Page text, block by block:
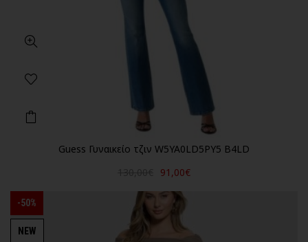
Guess Γυναικείο τζιν W5YA0LD5PY5 B4LD
91,00€
-50%
NEW